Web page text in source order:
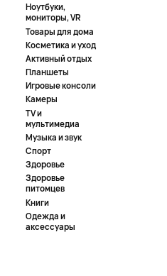
Ноутбуки,
мониторы, VR
Товары для дома
Косметика и уход
Активный отдых
Планшеты
Игровые консоли
Камеры
TV и
мультимедиа
Музыка и звук
Спорт
Здоровье
Здоровье
питомцев
Книги
Одежда и
аксессуары